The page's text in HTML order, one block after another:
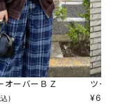
オーバーＢＺ
)
ツータ
¥6,490